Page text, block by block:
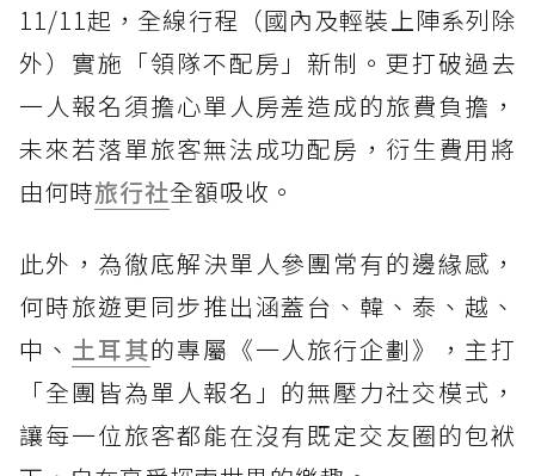
11/11起，全線行程（國內及輕裝上陣系列除
外）實施「領隊不配房」新制。更打破過去
一人報名須擔心單人房差造成的旅費負擔，
未來若落單旅客無法成功配房，衍生費用將
由何時旅行社全額吸收。
此外，為徹底解決單人參團常有的邊緣感，
何時旅遊更同步推出涵蓋台、韓、泰、越、
中、 土耳其的專屬《一人旅行企劃》，主打
「全團皆為單人報名」的無壓力社交模式，
讓每一位旅客都能在沒有既定交友圈的包袱